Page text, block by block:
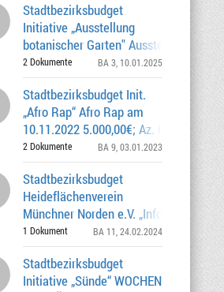
Stadtbezirksbudget
Initiative „Ausstellung
botanischer Garten" Ausstellung
"+/_schauen“ vom 27.01
2 Dokumente BA 3, 10.01.2025
Stadtbezirksbudget Init.
„Afro Rap“ Afro Rap am
10.11.2022 5.000,00€; Az. 0262.0-9-0601
2 Dokumente BA 9, 03.01.2023
Stadtbezirksbudget
Heideflächenverein
Münchner Norden e.V. „Info-
Postwurfsendung: Beginn der sens
1 Dokument BA 11 , 24.02.2024
Stadtbezirksbudget
Initiative „Sünde“ WOCHEN